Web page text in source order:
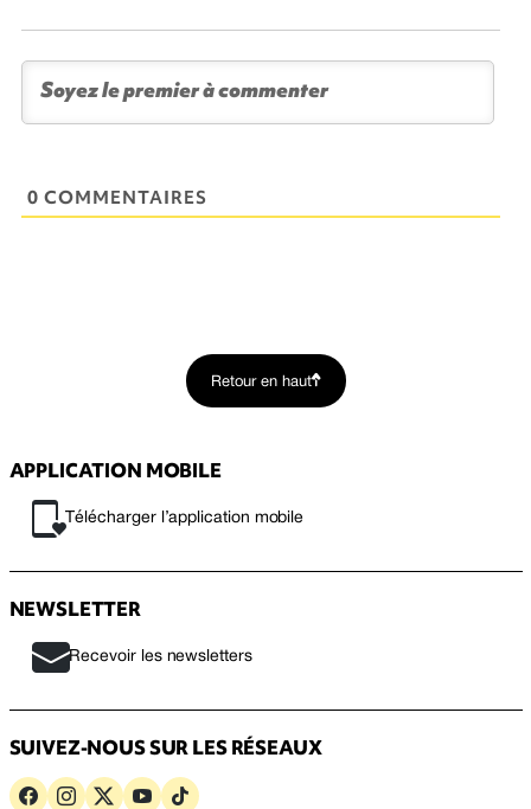
0 COMMENTAIRES
Retour en haut
APPLICATION MOBILE
Télécharger l’application mobile
NEWSLETTER
Recevoir les newsletters
SUIVEZ-NOUS SUR LES RÉSEAUX